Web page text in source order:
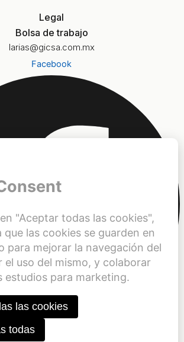
Legal
Bolsa de trabajo
larias@gicsa.com.mx
Facebook